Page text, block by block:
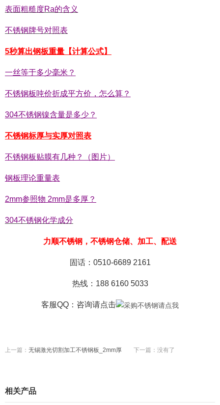
表面粗糙度Ra的含义
不锈钢牌号对照表
5秒算出钢板重量【计算公式】
一丝等于多少毫米？
不锈钢板吨价折成平方价，怎么算？
304不锈钢镍含量是多少？
不锈钢标厚与实厚对照表
不锈钢板贴膜有几种？（图片）
钢板理论重量表
2mm参照物 2mm是多厚？
304不锈钢化学成分
力顺不锈钢，不锈钢仓储、加工、配送
固话：0510-6689 2161
热线：188 6160 5033
客服QQ：咨询请点击
上一篇： 无锡激光切割加工不锈钢板_2mm厚 下一篇：没有了
相关产品